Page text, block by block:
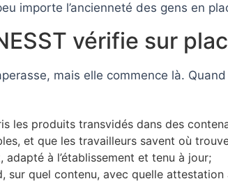
importe l’ancienneté des gens en
vérifie sur
mais elle commence là.
les produits transvidés dans des
et que les travailleurs savent où
à l’établissement et tenu à jour;
quel contenu, avec quelle attestation